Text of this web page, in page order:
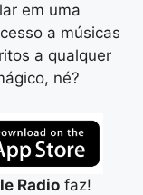
em uma
a músicas
a qualquer
né?
Radio faz!